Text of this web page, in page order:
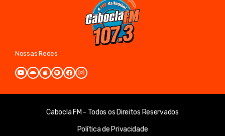
Nossas Redes
Cabocla FM - Todos os Direitos Reservados
Política de Privacidade